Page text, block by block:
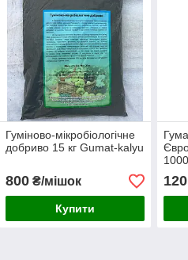
Гуміново-мікробіологічне
добриво 15 кг Gumat-kalyu
800₴/мішок
Купити